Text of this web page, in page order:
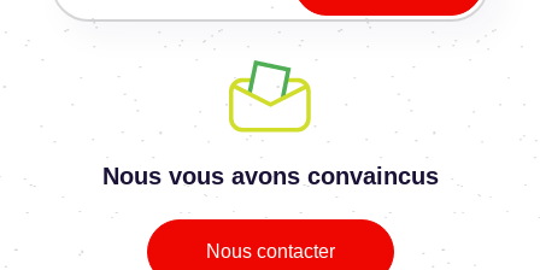
Nous vous avons convaincus
Nous contacter